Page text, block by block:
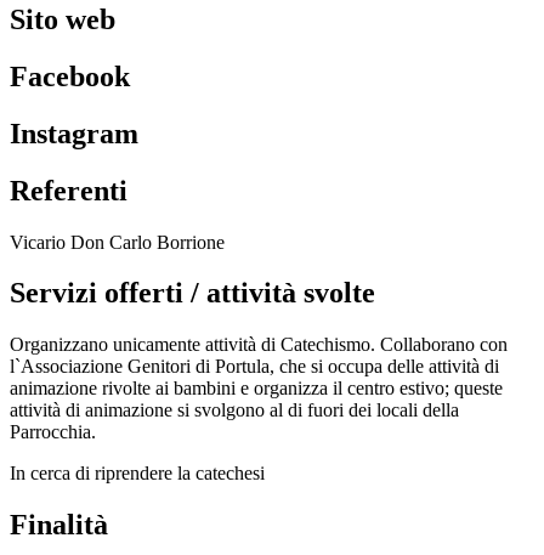
Sito web
Facebook
Instagram
Referenti
Vicario Don Carlo Borrione
Servizi offerti / attività svolte
Organizzano unicamente attività di Catechismo. Collaborano con
l`Associazione Genitori di Portula, che si occupa delle attività di
animazione rivolte ai bambini e organizza il centro estivo; queste
attività di animazione si svolgono al di fuori dei locali della
Parrocchia.
In cerca di riprendere la catechesi
Finalità